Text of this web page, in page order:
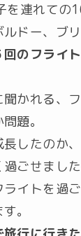
を連れての
ドー、ブ
回のフライト
かれる、
題。
したのか
ごせました
イトを過
。